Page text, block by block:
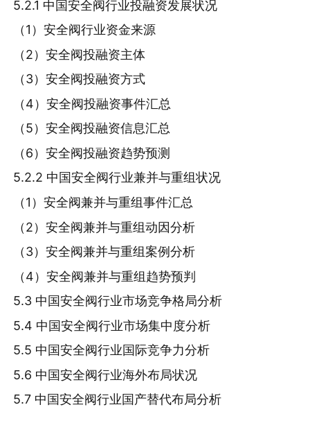
5.2.1 中国安全阀行业投融资发展状况
（1）安全阀行业资金来源
（2）安全阀投融资主体
（3）安全阀投融资方式
（4）安全阀投融资事件汇总
（5）安全阀投融资信息汇总
（6）安全阀投融资趋势预测
5.2.2 中国安全阀行业兼并与重组状况
（1）安全阀兼并与重组事件汇总
（2）安全阀兼并与重组动因分析
（3）安全阀兼并与重组案例分析
（4）安全阀兼并与重组趋势预判
5.3 中国安全阀行业市场竞争格局分析
5.4 中国安全阀行业市场集中度分析
5.5 中国安全阀行业国际竞争力分析
5.6 中国安全阀行业海外布局状况
5.7 中国安全阀行业国产替代布局分析